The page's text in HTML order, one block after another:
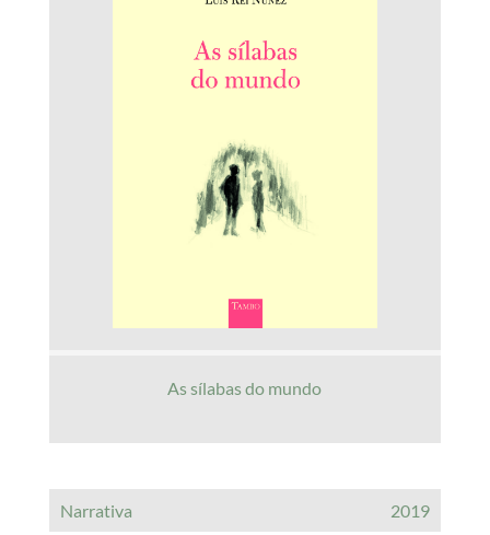
As sílabas do mundo
Narrativa 2019